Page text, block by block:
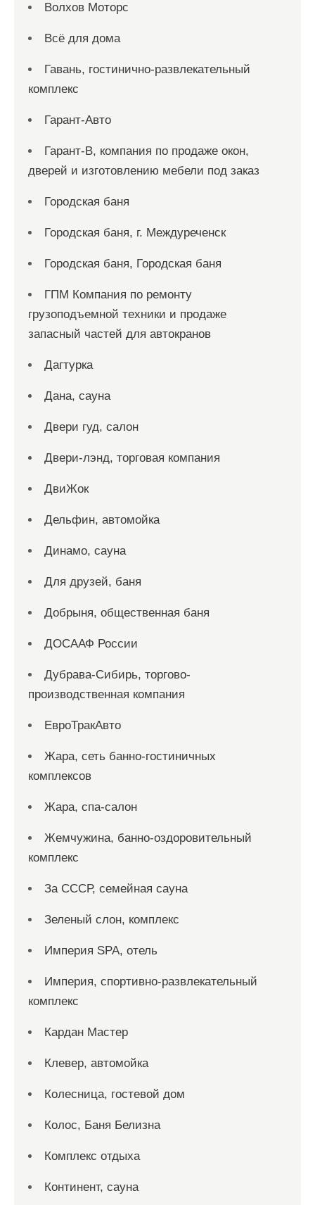
Волхов Моторс
Всё для дома
Гавань, гостинично-развлекательный
комплекс
Гарант-Авто
Гарант-В, компания по продаже окон,
дверей и изготовлению мебели под заказ
Городская баня
Городская баня, г. Междуреченск
Городская баня, Городская баня
ГПМ Компания по ремонту
грузоподъемной техники и продаже
запасный частей для автокранов
Дагтурка
Дана, сауна
Двери гуд, салон
Двери-лэнд, торговая компания
ДвиЖок
Дельфин, автомойка
Динамо, сауна
Для друзей, баня
Добрыня, общественная баня
ДОСААФ России
Дубрава-Сибирь, торгово-
производственная компания
ЕвроТракАвто
Жара, сеть банно-гостиничных
комплексов
Жара, спа-салон
Жемчужина, банно-оздоровительный
комплекс
За СССР, семейная сауна
Зеленый слон, комплекс
Империя SPA, отель
Империя, спортивно-развлекательный
комплекс
Кардан Мастер
Клевер, автомойка
Колесница, гостевой дом
Колос, Баня Белизна
Комплекс отдыха
Континент, сауна